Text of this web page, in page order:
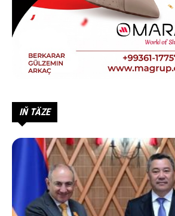
IŇ TÄZE